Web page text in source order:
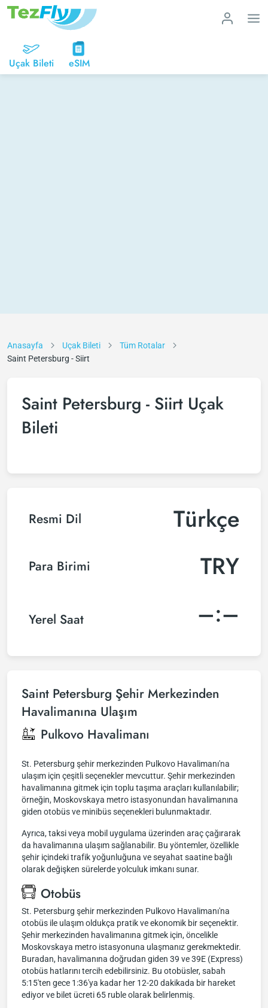
Uçak Bileti eSIM
Anasayfa Uçak Bileti
Tüm Rotalar
Saint Petersburg - Siirt
Saint Petersburg - Siirt Uçak
Bileti
Resmi Dil Türkçe
Para Birimi TRY
Yerel Saat –:–
Saint Petersburg Şehir Merkezinden
Havalimanına Ulaşım
Pulkovo Havalimanı
St. Petersburg şehir merkezinden Pulkovo Havalimanı'na
ulaşım için çeşitli seçenekler mevcuttur. Şehir merkezinden
havalimanına gitmek için toplu taşıma araçları kullanılabilir;
örneğin, Moskovskaya metro istasyonundan havalimanına
giden otobüs ve minibüs seçenekleri bulunmaktadır.
Ayrıca, taksi veya mobil uygulama üzerinden araç çağırarak
da havalimanına ulaşım sağlanabilir. Bu yöntemler, özellikle
şehir içindeki trafik yoğunluğuna ve seyahat saatine bağlı
olarak değişken sürelerde yolculuk imkanı sunar.
Otobüs
St. Petersburg şehir merkezinden Pulkovo Havalimanı'na
otobüs ile ulaşım oldukça pratik ve ekonomik bir seçenektir.
Şehir merkezinden havalimanına gitmek için, öncelikle
Moskovskaya metro istasyonuna ulaşmanız gerekmektedir.
Buradan, havalimanına doğrudan giden 39 ve 39E (Express)
otobüs hatlarını tercih edebilirsiniz. Bu otobüsler, sabah
5:15'ten gece 1:36'ya kadar her 12-20 dakikada bir hareket
ediyor ve bilet ücreti 65 ruble olarak belirlenmiş.